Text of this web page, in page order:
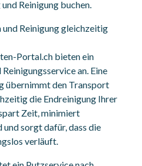
Reinigung buchen.
Reinigung gleichzeitig
Portal.ch bieten ein
an. Eine
übernimmt den Transport
die Endreinigung Ihrer
Zeit, minimiert
sorgt dafür, dass die
verläuft.